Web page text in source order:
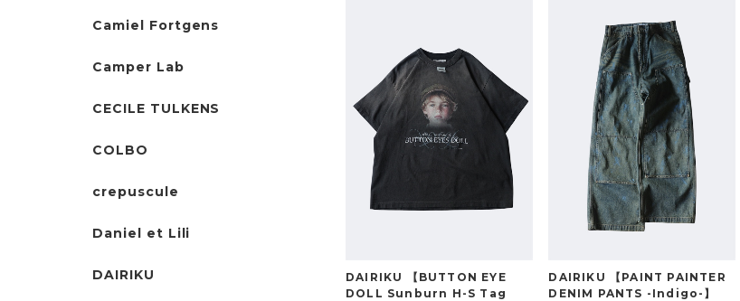
DAIRIKU 【BUTTON EYE
DOLL Sunburn H-S Tag
DAIRIKU 【PAINT PAINTER
DENIM PANTS -Indigo-】
Camiel Fortgens
Camper Lab
CECILE TULKENS
COLBO
crepuscule
Daniel et Lili
DAIRIKU